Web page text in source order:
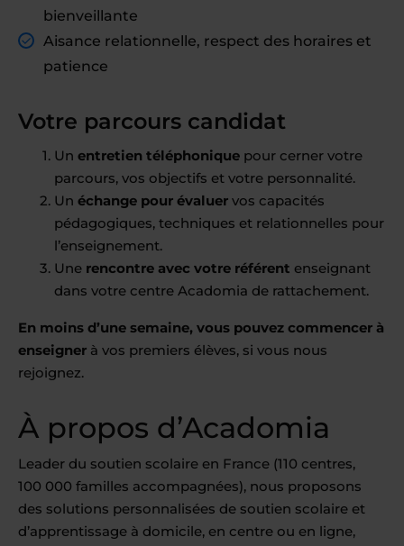
bienveillante
Aisance relationnelle, respect des horaires et
patience
Votre parcours candidat
Un entretien téléphonique pour cerner votre
parcours, vos objectifs et votre personnalité.
Un échange pour évaluer vos capacités
pédagogiques, techniques et relationnelles pour
l’enseignement.
Une rencontre avec votre référent enseignant
dans votre centre Acadomia de rattachement.
En moins d’une semaine, vous pouvez commencer à
enseigner à vos premiers élèves, si vous nous
rejoignez.
À propos d’Acadomia
Leader du soutien scolaire en France (110 centres,
100 000 familles accompagnées), nous proposons
des solutions personnalisées de soutien scolaire et
d’apprentissage à domicile, en centre ou en ligne,